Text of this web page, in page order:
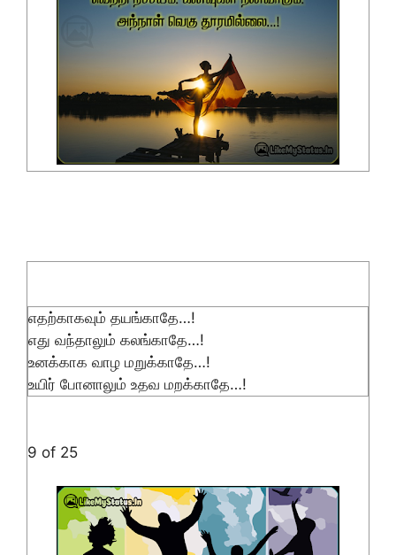
எதற்காகவும் தயங்காதே…!
எது வந்தாலும் கலங்காதே…!
உனக்காக வாழ மறுக்காதே…!
உயிர் போனாலும் உதவ மறக்காதே…!
9 of 25